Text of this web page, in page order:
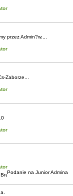
przez Admin?w....
Zaborze...
Podanie na Junior Admina